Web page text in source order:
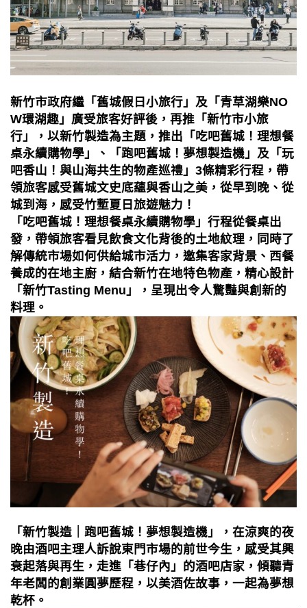
新竹市政府繼「舊城假日小旅行」及「青草湖樂NO
W環湖趣」廣受旅客好評後，再推「新竹市小旅
行」，以新竹製造為主題，推出「吃吧舊城！理想餐
桌永續購物學」、「跑吧舊城！夢想製造機」及「玩
吧香山！與山海共生的物產巡禮」3條精彩行程，帶
領旅客感受舊城文史底蘊與香山之美，從早到晚、從
城到海，感受竹塹夏日旅遊魅力！
「吃吧舊城！理想餐桌永續購物學」行程從餐桌出
發，帶領旅客看見飲食文化背後的土地紋理，同時了
解傳統市場如何供給城市活力，邀集客家背景、西餐
養成的在地主廚，結合新竹在地特色物產，精心設計
「新竹Tasting Menu」，呈現出令人驚豔與創新的
料理。
「新竹製造｜跑吧舊城！夢想製造機」，在涼爽的夜
晚由酒吧主理人訴說東門市場的前世今生，感受其興
衰起落與再生，走進「巷仔內」的酒吧店家，傾聽青
年老闆的創業圓夢歷程，以美酒佐故事，一起為夢想
乾杯。